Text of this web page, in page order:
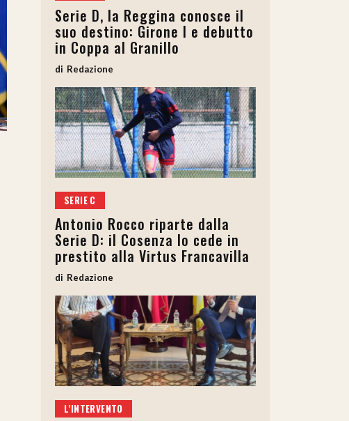
Serie D, la Reggina conosce il
suo destino: Girone I e debutto
in Coppa al Granillo
Redazione
SERIE C
Antonio Rocco riparte dalla
Serie D: il Cosenza lo cede in
prestito alla Virtus Francavilla
Redazione
L'INTERVENTO